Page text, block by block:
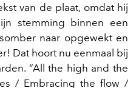
van de plaat, omdat hij
stemming binnen een
naar opgewekt en
Dat hoort nu eenmaal bij
“All the high and the
/ Embracing the flow /